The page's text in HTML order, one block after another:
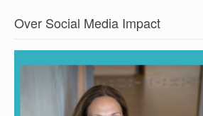
Over Social Media Impact